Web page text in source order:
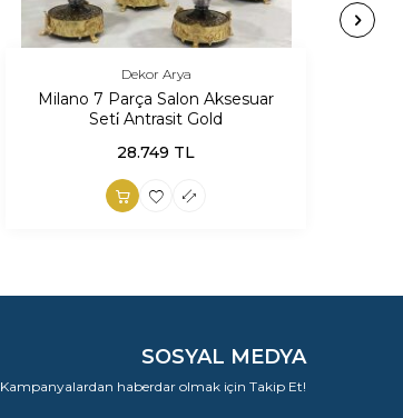
Dekor Arya
Milano 7 Parça Salon Aksesuar
Seti̇ Antrasit Gold
28.749 TL
SOSYAL MEDYA
Kampanyalardan haberdar olmak için Takip Et!